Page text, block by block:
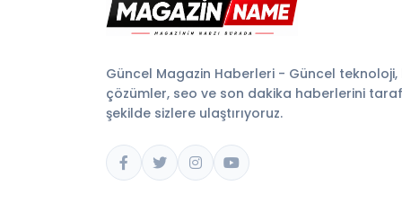
Güncel Magazin Haberleri - Güncel teknoloji,
çözümler, seo ve son dakika haberlerini
şekilde sizlere ulaştırıyoruz.